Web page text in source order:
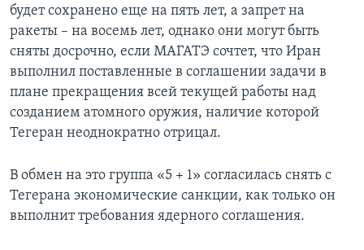
будет сохранено еще на пять лет, а запрет на
ракеты – на восемь лет, однако они могут быть
сняты досрочно, если МАГАТЭ сочтет, что Иран
выполнил поставленные в соглашении задачи в
плане прекращения всей текущей работы над
созданием атомного оружия, наличие которой
Тегеран неоднократно отрицал.
В обмен на это группа «5 + 1» согласилась снять с
Тегерана экономические санкции, как только он
выполнит требования ядерного соглашения.